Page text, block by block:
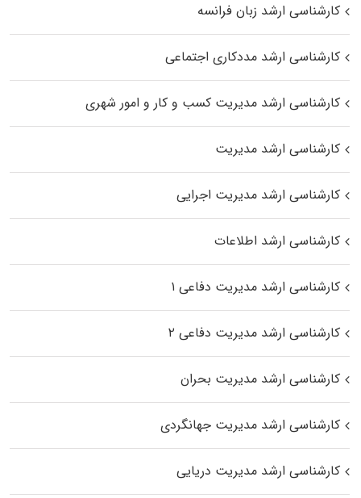
کارشناسی ارشد زبان فرانسه
کارشناسی ارشد مددکاری اجتماعی
کارشناسی ارشد مدیریت کسب و کار و امور شهری
کارشناسی ارشد مدیریت
کارشناسی ارشد مدیریت اجرایی
کارشناسی ارشد اطلاعات
کارشناسی ارشد مدیریت دفاعی ۱
کارشناسی ارشد مدیریت دفاعی ۲
کارشناسی ارشد مدیریت بحران
کارشناسی ارشد مدیریت جهانگردی
کارشناسی ارشد مدیریت دریایی